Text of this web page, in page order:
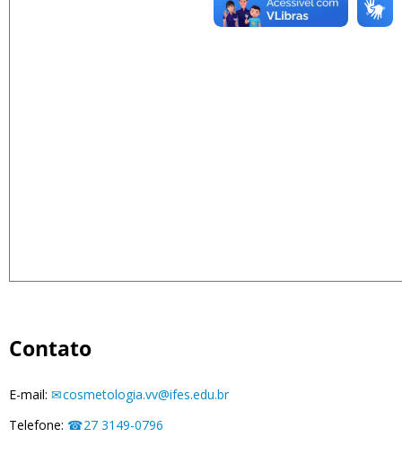
Contato
E-mail:
cosmetologia.vv@ifes.edu.br
Telefone:
27 3149-0796